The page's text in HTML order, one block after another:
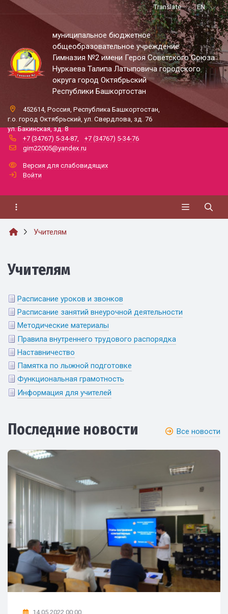
Translate EN
муниципальное бюджетное
общеобразовательное учреждение
Гимназия №2 имени Героя Советского Союза
Нуркаева Талипа Латыповича городского
округа город Октябрьский
Республики Башкортостан
452614, Россия, Республика Башкортостан,
г.о. город Октябрьский, ул. Свердлова, зд. 76
ул. Бакинская, зд. 8
+7 (34767) 5-34-87
+7 (34767) 5-34-76
gim22005@yandex.ru
Версия для слабовидящих
Войти
Учителям
Учителям
Расписание уроков и звонков
Расписание занятий внеурочной деятельности
Методические материалы
Правила внутреннего трудового распорядка
Наставничество
Памятка по лыжной подготовке
Функциональная грамотность
Информация для учителей
Последние новости Все новости
14.05.2022 00:00